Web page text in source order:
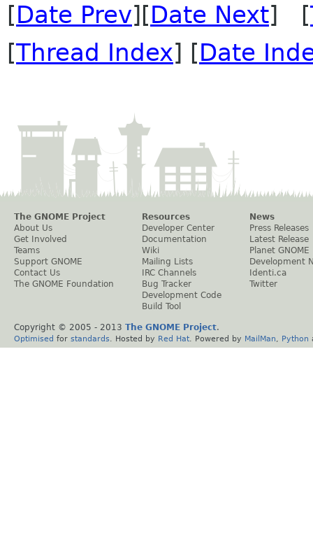
[Date Prev][Date Next] [
[Thread Index] [Date
The GNOME Project
About Us
Get Involved
Teams
Support GNOME
Contact Us
The GNOME Foundation
Resources
Developer Center
Documentation
Wiki
Mailing Lists
IRC Channels
Bug Tracker
Development Code
Build Tool
News
Press Releases
Latest Release
Planet GNOME
Development
Identi.ca
Twitter
Copyright © 2005 - 2013 The GNOME Project.
Optimised for standards . Hosted by Red Hat . Powered by MailMan Python